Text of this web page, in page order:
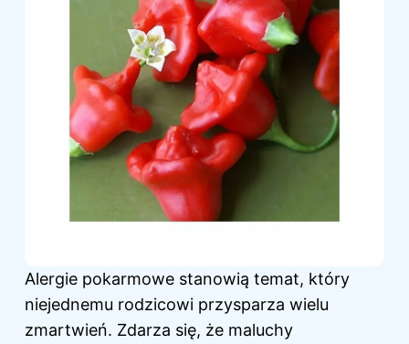
Alergie pokarmowe stanowią temat, który
niejednemu rodzicowi przysparza wielu
zmartwień. Zdarza się, że maluchy